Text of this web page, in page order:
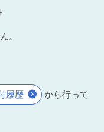
。
履歴
から行って